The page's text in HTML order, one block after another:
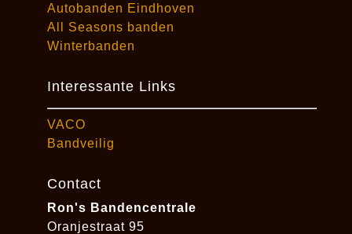
Autobanden Eindhoven
All Seasons banden
Winterbanden
Interessante Links
VACO
Bandveilig
Contact
Ron's Bandencentrale
Oranjestraat 95